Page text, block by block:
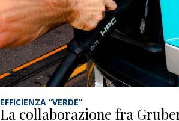
EFFICIENZA “VERDE”
La collaborazione fra